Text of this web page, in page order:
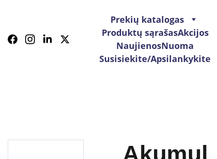
Prekių katalogas
Produktų sąrašasAkcijos
NaujienosNuoma
Susisiekite/Apsilankykite